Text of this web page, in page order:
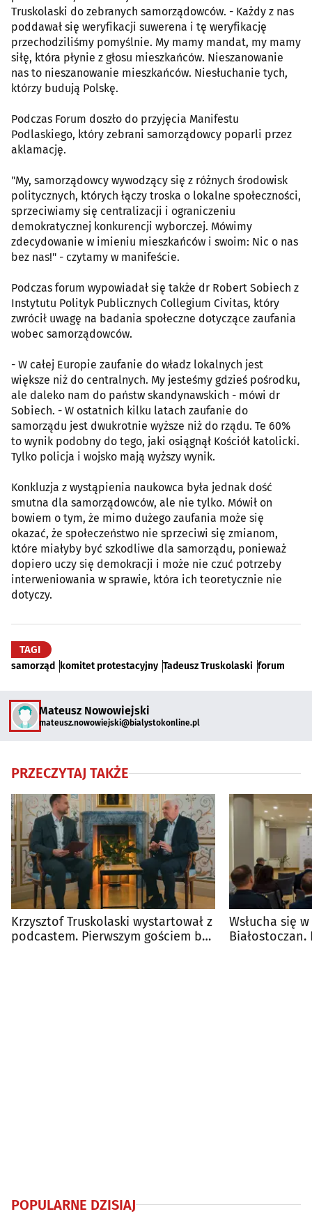
Truskolaski do zebranych samorządowców. - Każdy z nas
poddawał się weryfikacji suwerena i tę weryfikację
przechodziliśmy pomyślnie. My mamy mandat, my mamy
siłę, która płynie z głosu mieszkańców. Nieszanowanie
nas to nieszanowanie mieszkańców. Niesłuchanie tych,
którzy budują Polskę.
Podczas Forum doszło do przyjęcia Manifestu
Podlaskiego, który zebrani samorządowcy poparli przez
aklamację.
"My, samorządowcy wywodzący się z różnych środowisk
politycznych, których łączy troska o lokalne społeczności,
sprzeciwiamy się centralizacji i ograniczeniu
demokratycznej konkurencji wyborczej. Mówimy
zdecydowanie w imieniu mieszkańców i swoim: Nic o nas
bez nas!" - czytamy w manifeście.
Podczas forum wypowiadał się także dr Robert Sobiech z
Instytutu Polityk Publicznych Collegium Civitas, który
zwrócił uwagę na badania społeczne dotyczące zaufania
wobec samorządowców.
- W całej Europie zaufanie do władz lokalnych jest
większe niż do centralnych. My jesteśmy gdzieś pośrodku,
ale daleko nam do państw skandynawskich - mówi dr
Sobiech. - W ostatnich kilku latach zaufanie do
samorządu jest dwukrotnie wyższe niż do rządu. Te 60%
to wynik podobny do tego, jaki osiągnął Kościół katolicki.
Tylko policja i wojsko mają wyższy wynik.
Konkluzja z wystąpienia naukowca była jednak dość
smutna dla samorządowców, ale nie tylko. Mówił on
bowiem o tym, że mimo dużego zaufania może się
okazać, że społeczeństwo nie sprzeciwi się zmianom,
które miałyby być szkodliwe dla samorządu, ponieważ
dopiero uczy się demokracji i może nie czuć potrzeby
interweniowania w sprawie, która ich teoretycznie nie
dotyczy.
TAGI
samorząd komitet protestacyjny Tadeusz Truskolaski forum
Mateusz Nowowiejski
mateusz.nowowiejski@bialystokonline.pl
PRZECZYTAJ TAKŻE
Krzysztof Truskolaski wystartował z
podcastem. Pierwszym gościem był
Wsłucha się
POPULARNE DZISIAJ